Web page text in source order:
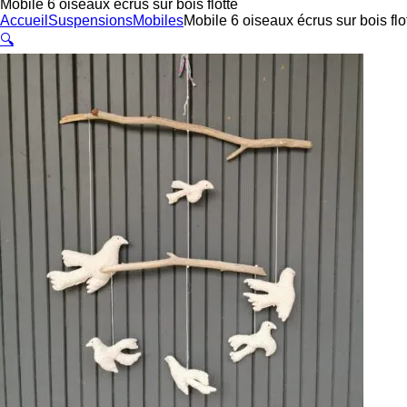
Mobile 6 oiseaux écrus sur bois flotté
Accueil SuspensionsMobilesMobile 6 oiseaux écrus sur bois
🔍